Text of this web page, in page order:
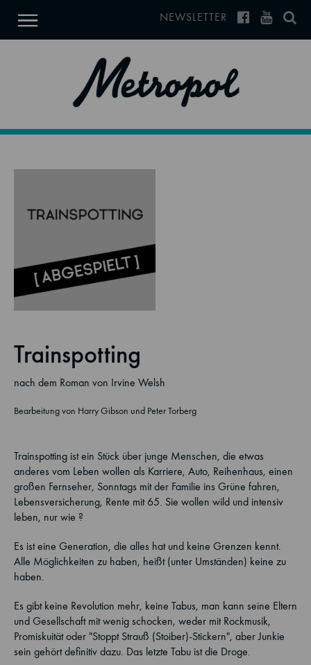
NEWSLETTER
Trainspotting
nach dem Roman von Irvine Welsh
Bearbeitung von Harry Gibson und Peter Torberg
Trainspotting ist ein Stück über junge Menschen, die etwas
anderes vom Leben wollen als Karriere, Auto, Reihenhaus, einen
großen Fernseher, Sonntags mit der Familie ins Grüne fahren,
Lebensversicherung, Rente mit 65. Sie wollen wild und intensiv
leben, nur wie ?
Es ist eine Generation, die alles hat und keine Grenzen kennt.
Alle Möglichkeiten zu haben, heißt (unter Umständen) keine zu
haben.
Es gibt keine Revolution mehr, keine Tabus, man kann seine Eltern
und Gesellschaft mit wenig schocken, weder mit Rockmusik,
Promiskuität oder "Stoppt Strauß (Stoiber)-Stickern", aber Junkie
sein gehört definitiv dazu. Das letzte Tabu ist die Droge.